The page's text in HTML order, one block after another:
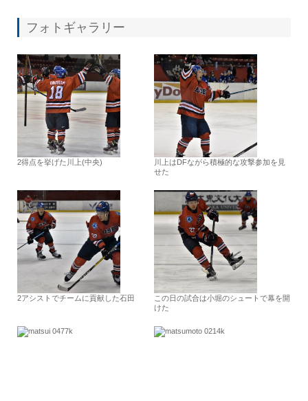
フォトギャラリー
2得点を挙げた川上(中央)
川上はDFながら積極的な攻撃参加を見
せた
2アシストでチームに貢献した石田
この日の試合は小堀のシュートで幕を開
けた